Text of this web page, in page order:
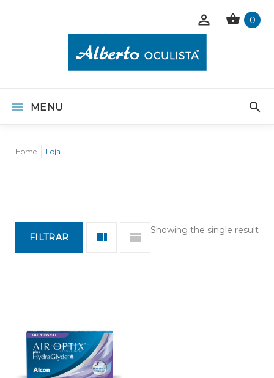
0
MENU
Home Loja
Showing the single result
FILTRAR